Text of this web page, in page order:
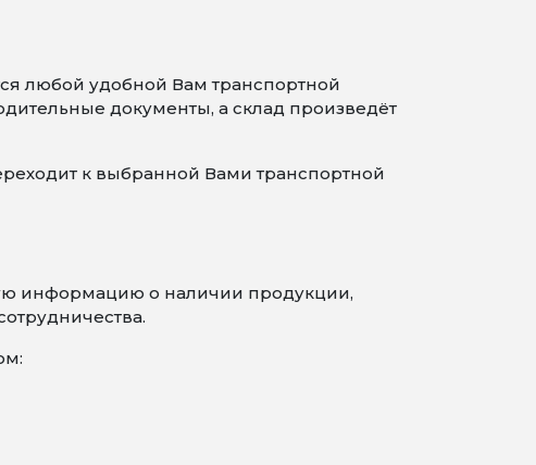
любой удобной Вам транспортной
документы, а склад произведёт
к выбранной Вами транспортной
информацию о наличии продукции,